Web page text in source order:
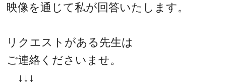
映像を通じて私が回答いたします。
リクエストがある先生は
ご連絡くださいませ。
↓↓↓